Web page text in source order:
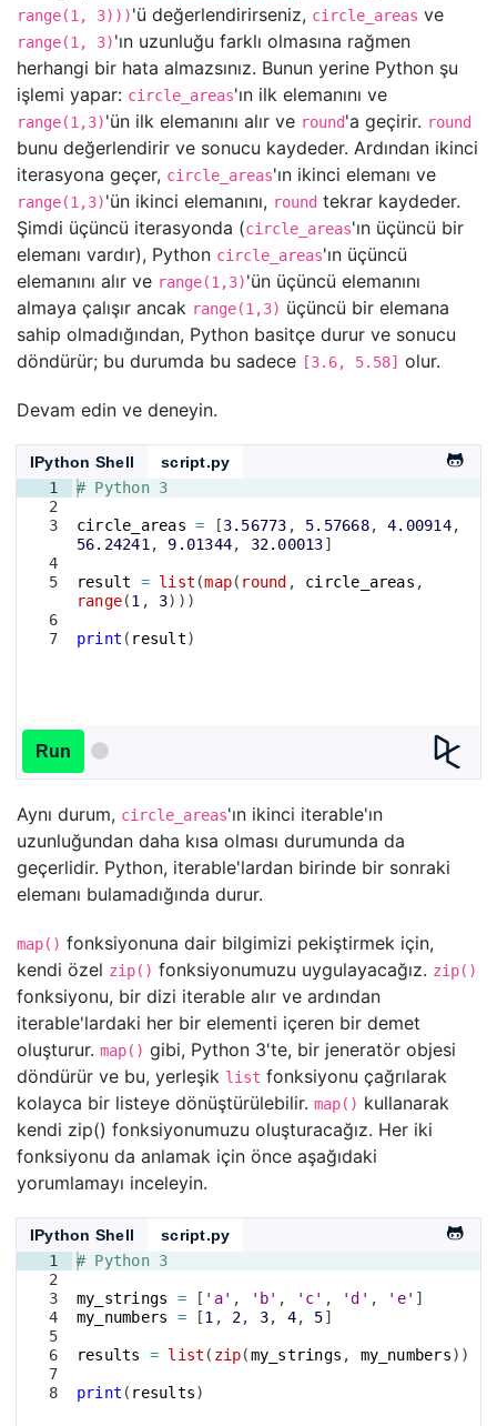
range(1, 3)))'ü değerlendirirseniz, circle_areas ve
range(1, 3)'ın uzunluğu farklı olmasına rağmen
herhangi bir hata almazsınız. Bunun yerine Python şu
işlemi yapar: circle_areas'ın ilk elemanını ve
range(1,3)'ün ilk elemanını alır ve round'a geçirir. round
bunu değerlendirir ve sonucu kaydeder. Ardından ikinci
iterasyona geçer, circle_areas'ın ikinci elemanı ve
range(1,3)'ün ikinci elemanını, round tekrar kaydeder.
Şimdi üçüncü iterasyonda (circle_areas'ın üçüncü bir
elemanı vardır), Python circle_areas'ın üçüncü
elemanını alır ve range(1,3)'ün üçüncü elemanını
almaya çalışır ancak range(1,3) üçüncü bir elemana
sahip olmadığından, Python basitçe durur ve sonucu
döndürür; bu durumda bu sadece [3.6, 5.58] olur.
Devam edin ve deneyin.
IPython Shell
script.py
1
2
3
4
5
6
7
# Python 3
circle_areas = [3.56773 , 5.57668, 4.00914,
56.24241 , 9.01344, 32.00013]
result = list (map( round , circle_areas ,
range(1 , 3)))
print ( result)
Run
Aynı durum, circle_areas'ın ikinci iterable'ın
uzunluğundan daha kısa olması durumunda da
geçerlidir. Python, iterable'lardan birinde bir sonraki
elemanı bulamadığında durur.
map() fonksiyonuna dair bilgimizi pekiştirmek için,
kendi özel zip() fonksiyonumuzu uygulayacağız. zip()
fonksiyonu, bir dizi iterable alır ve ardından
iterable'lardaki her bir elementi içeren bir demet
oluşturur. map() gibi, Python 3'te, bir jeneratör objesi
döndürür ve bu, yerleşik list fonksiyonu çağrılarak
kolayca bir listeye dönüştürülebilir. map() kullanarak
kendi zip() fonksiyonumuzu oluşturacağız. Her iki
fonksiyonu da anlamak için önce aşağıdaki
yorumlamayı inceleyin.
IPython Shell
script.py
1
2
3
4
5
6
7
8
# Python 3
my_strings = [ 'a' , 'b' , 'c' , 'd' , 'e' ]
my_numbers
= [1 , 2, 3, 4, 5]
results = list ( zip(my_strings , my_numbers))
print ( results)